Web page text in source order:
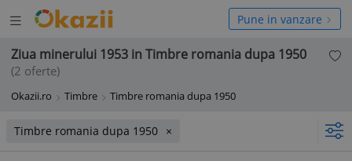
Deschide
meniul
Pune in vanzare
Ziua minerului 1953 in Timbre romania dupa 1950
(2 oferte)
Okazii.ro Timbre Timbre romania dupa 1950
Timbre romania dupa 1950